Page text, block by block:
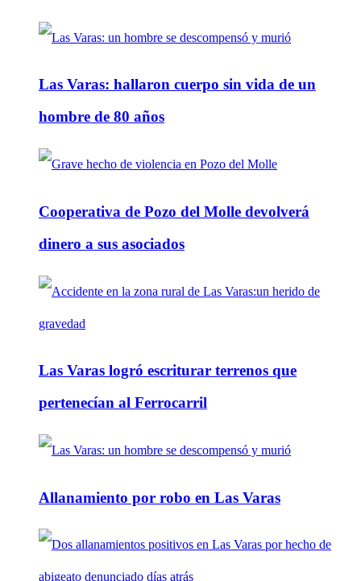
Las Varas: hallaron cuerpo sin vida de un
hombre de 80 años
Cooperativa de Pozo del Molle devolverá
dinero a sus asociados
Las Varas logró escriturar terrenos que
pertenecían al Ferrocarril
Allanamiento por robo en Las Varas